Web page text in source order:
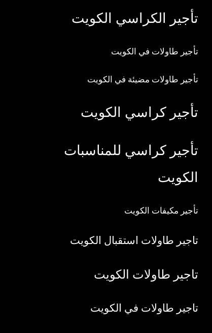
تأجير الكراسي الكويت
تأجير طاولات في الكويت
تأجير طاولات مضيئة في الكويت
تأجير كراسي الكويت
تأجير كراسي للمناسبات
الكويت
تأجير مكيفات الكويت
تاجير طاولات استقبال الكويت
تاجير طاولات الكويت
تاجير طاولات في الكويت